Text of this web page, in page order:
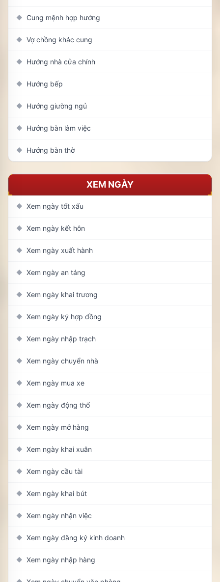
◆ Cung mệnh hợp hướng
◆ Vợ chồng khác cung
◆ Hướng nhà cửa chính
◆ Hướng bếp
◆ Hướng giường ngủ
◆ Hướng bàn làm việc
◆ Hướng bàn thờ
XEM NGÀY
◆ Xem ngày tốt xấu
◆ Xem ngày kết hôn
◆ Xem ngày xuất hành
◆ Xem ngày an táng
◆ Xem ngày khai trương
◆ Xem ngày ký hợp đồng
◆ Xem ngày nhập trạch
◆ Xem ngày chuyển nhà
◆ Xem ngày mua xe
◆ Xem ngày động thổ
◆ Xem ngày mở hàng
◆ Xem ngày khai xuân
◆ Xem ngày cầu tài
◆ Xem ngày khai bút
◆ Xem ngày nhận việc
◆ Xem ngày đăng ký kinh doanh
◆ Xem ngày nhập hàng